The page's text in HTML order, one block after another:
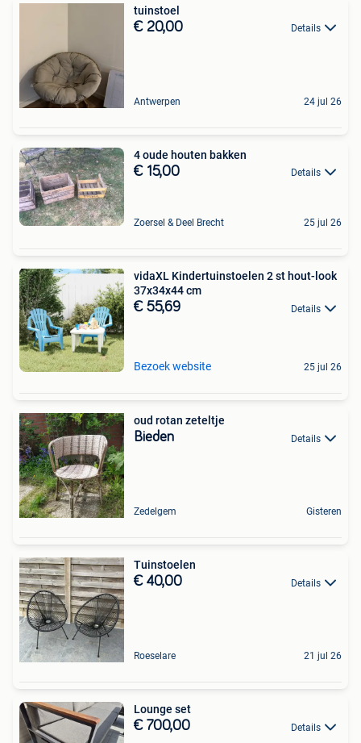
tuinstoel
€ 20,00 Details
Antwerpen 24 jul 26
4 oude houten bakken
€ 15,00 Details
Zoersel & Deel Brecht 25 jul 26
vidaXL Kindertuinstoelen 2 st hout-look
37x34x44 cm
€ 55,69 Details
Bezoek website 25 jul 26
oud rotan zeteltje
Bieden Details
Zedelgem Gisteren
Tuinstoelen
€ 40,00 Details
Roeselare 21 jul 26
Lounge set
€ 700,00 Details